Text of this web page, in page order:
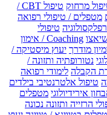
מרחוק
טיפול CBT /
מטפלים / טיפולי רפואה
טיפולי
Coaching / אימון
מודרך יעוץ מיסטיקה /
נטורופתיה ותזונה /
הקבלה לימודי רפואה
טיפול אלטרנטיבי בילדים
אירידיולוגי מטפלים
הרזייה ותזונה נכונה